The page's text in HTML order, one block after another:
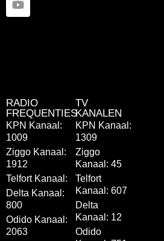
RADIO
FREQUENTIES
KPN Kanaal:
1009
Ziggo Kanaal:
1912
Telfort Kanaal:
Delta Kanaal:
800
Odido Kanaal:
2063
TV
KANALEN
KPN Kanaal:
1309
Ziggo
Kanaal: 45
Telfort
Kanaal: 607
Delta
Kanaal: 12
Odido